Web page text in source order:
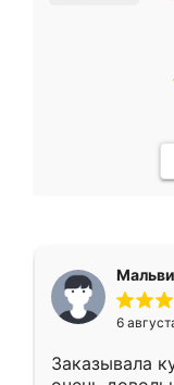
6
Заказывала